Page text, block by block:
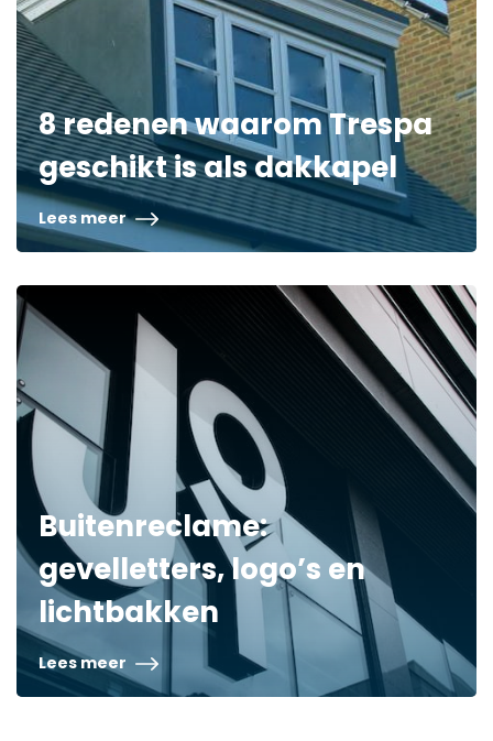
8 redenen waarom Trespa
geschikt is als dakkapel
Lees meer
Buitenreclame:
gevelletters, logo’s en
lichtbakken
Lees meer